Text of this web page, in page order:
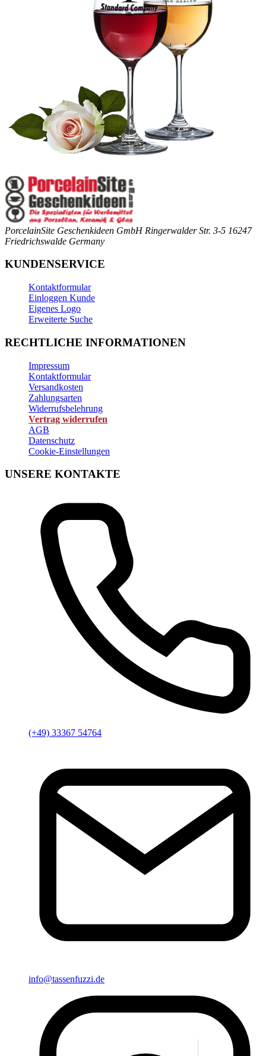
PorcelainSite Geschenkideen GmbH Ringerwalder Str. 3-5 16247
Friedrichswalde Germany
KUNDENSERVICE
Kontaktformular
Einloggen Kunde
Eigenes Logo
Erweiterte Suche
RECHTLICHE INFORMATIONEN
Impressum
Kontaktformular
Versandkosten
Zahlungsarten
Widerrufsbelehrung
Vertrag widerrufen
AGB
Datenschutz
Cookie-Einstellungen
UNSERE KONTAKTE
(+49) 33367 54764
info@tassenfuzzi.de